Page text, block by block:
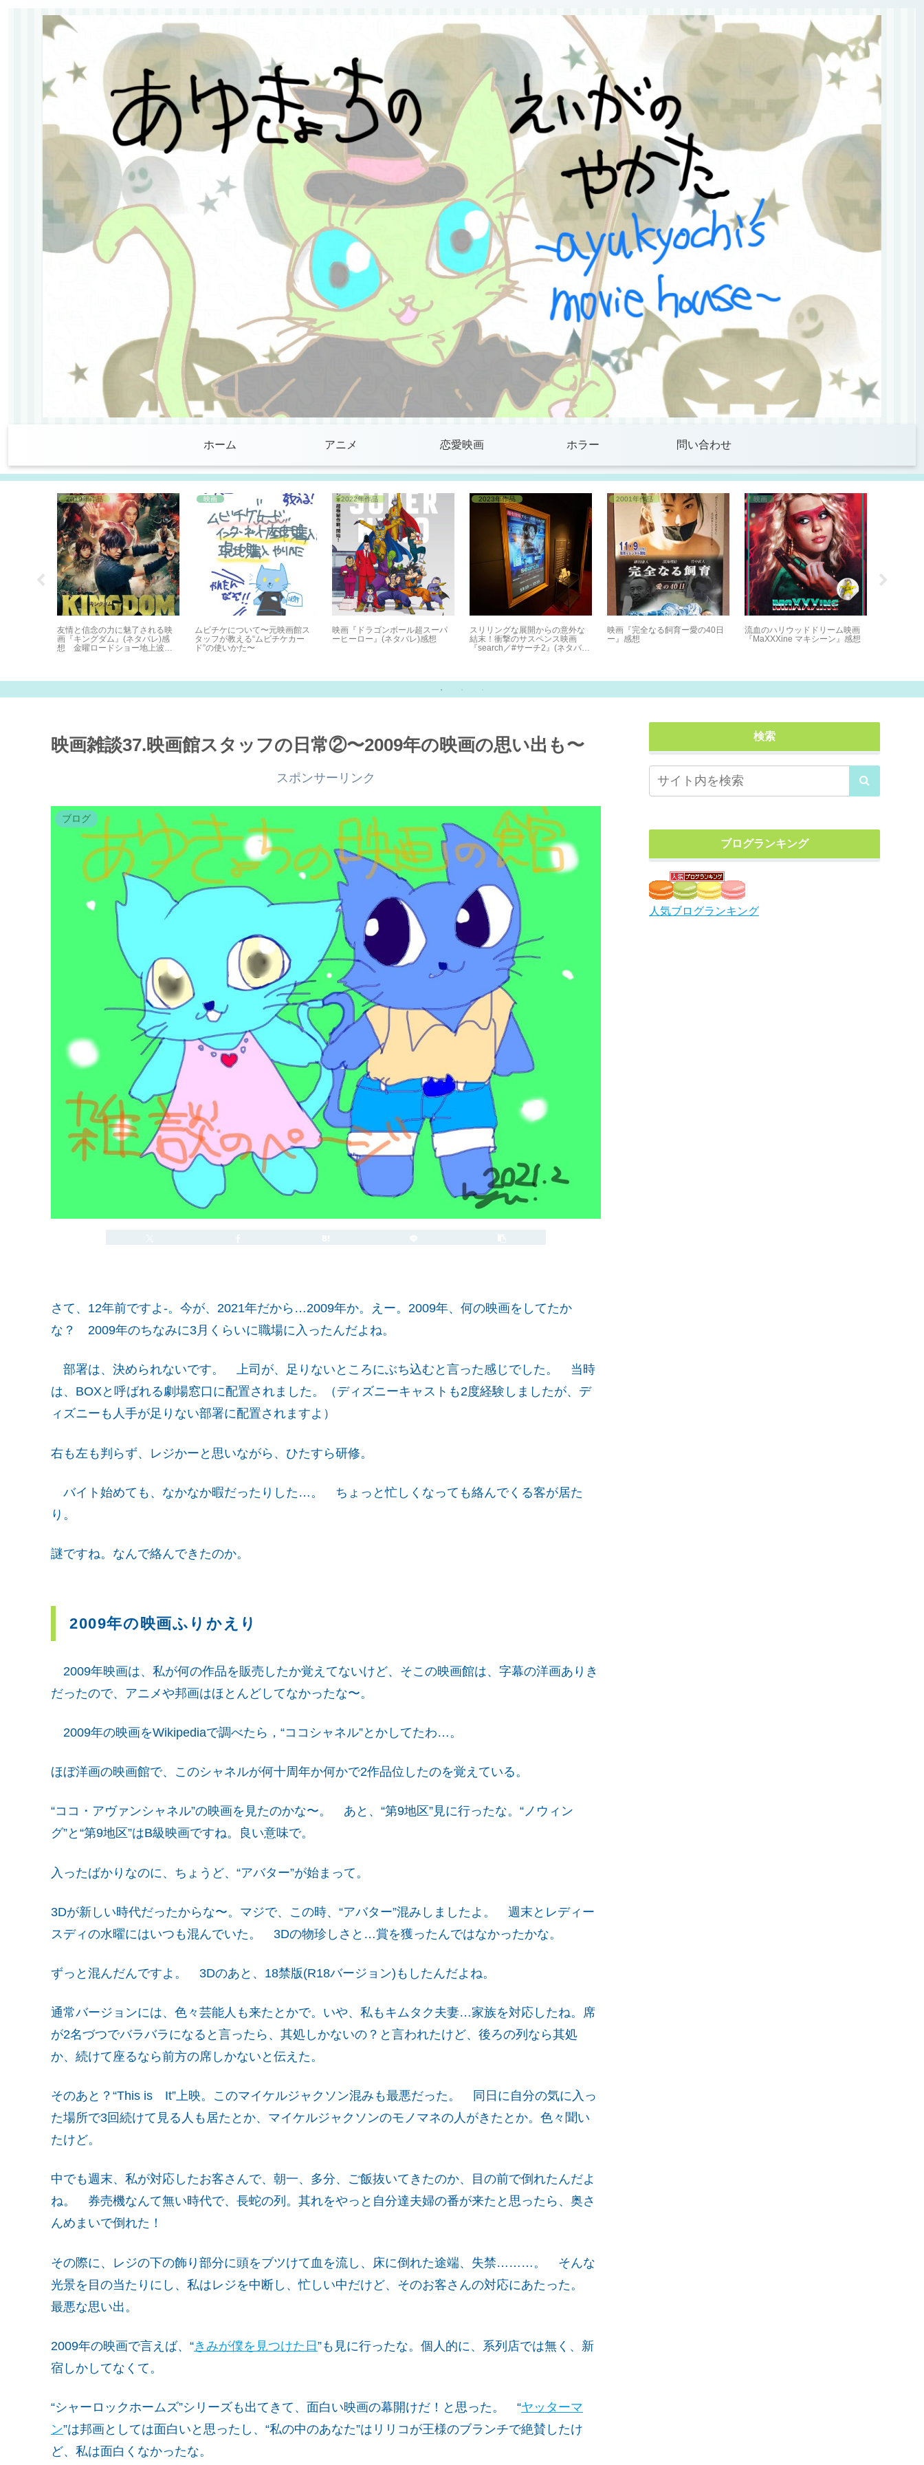
ホーム アニメ 恋愛映画 ホラー 問い合わせ
2019年作品
友情と信念の力に魅了される映
画『キングダム』(ネタバレ)感
想 金曜ロードショー地上波録
映画
ムビチケについて〜元映画館ス
タッフが教える“ムビチケカー
ド”の使いかた〜
2022年作品
映画『ドラゴンボール超スーパ
ーヒーロー』(ネタバレ)感想
2023年作品
スリリングな展開からの意外な
結末！衝撃のサスペンス映画
『search／#サーチ2』(ネタバ
2001年作品
映画『完全なる飼育ー愛の40日
ー』感想
映画
流血のハリウッドドリーム映画
『MaXXXine マキシーン』感想
映画雑談37.映画館スタッフの日常②〜2009年の映画の思い出も〜
スポンサーリンク
ブログ
さて、12年前ですよ-。今が、2021年だから…2009年か。えー。2009年、何の映画をしてたか
な？ 2009年のちなみに3月くらいに職場に入ったんだよね。
部署は、決められないです。 上司が、足りないところにぶち込むと言った感じでした。 当時
は、BOXと呼ばれる劇場窓口に配置されました。（ディズニーキャストも2度経験しましたが、デ
ィズニーも人手が足りない部署に配置されますよ）
右も左も判らず、レジかーと思いながら、ひたすら研修。
バイト始めても、なかなか暇だったりした…。 ちょっと忙しくなっても絡んでくる客が居た
り。
謎ですね。なんで絡んできたのか。
2009年の映画ふりかえり
2009年映画は、私が何の作品を販売したか覚えてないけど、そこの映画館は、字幕の洋画ありき
だったので、アニメや邦画はほとんどしてなかったな〜。
2009年の映画をWikipediaで調べたら，“ココシャネル”とかしてたわ…。
ほぼ洋画の映画館で、このシャネルが何十周年か何かで2作品位したのを覚えている。
“ココ・アヴァンシャネル”の映画を見たのかな〜。 あと、“第9地区”見に行ったな。“ノウィン
グ”と“第9地区”はB級映画ですね。良い意味で。
入ったばかりなのに、ちょうど、“アバター”が始まって。
3Dが新しい時代だったからな〜。マジで、この時、“アバター”混みしましたよ。 週末とレディー
スディの水曜にはいつも混んでいた。 3Dの物珍しさと…賞を獲ったんではなかったかな。
ずっと混んだんですよ。 3Dのあと、18禁版(R18バージョン)もしたんだよね。
通常バージョンには、色々芸能人も来たとかで。いや、私もキムタク夫妻…家族を対応したね。席
が2名づつでバラバラになると言ったら、其処しかないの？と言われたけど、後ろの列なら其処
か、続けて座るなら前方の席しかないと伝えた。
そのあと？“This is It”上映。このマイケルジャクソン混みも最悪だった。 同日に自分の気に入っ
た場所で3回続けて見る人も居たとか、マイケルジャクソンのモノマネの人がきたとか。色々聞い
たけど。
中でも週末、私が対応したお客さんで、朝一、多分、ご飯抜いてきたのか、目の前で倒れたんだよ
ね。 券売機なんて無い時代で、長蛇の列。其れをやっと自分達夫婦の番が来たと思ったら、奥さ
んめまいで倒れた！
その際に、レジの下の飾り部分に頭をブツけて血を流し、床に倒れた途端、失禁………。 そんな
光景を目の当たりにし、私はレジを中断し、忙しい中だけど、そのお客さんの対応にあたった。
最悪な思い出。
2009年の映画で言えば、“きみが僕を見つけた日”も見に行ったな。個人的に、系列店では無く、新
宿しかしてなくて。
“シャーロックホームズ”シリーズも出てきて、面白い映画の幕開けだ！と思った。 “ヤッターマ
ン”は邦画としては面白いと思ったし、“私の中のあなた”はリリコが王様のブランチで絶賛したけ
ど、私は面白くなかったな。
検索
ブログランキング
人気ブログランキング